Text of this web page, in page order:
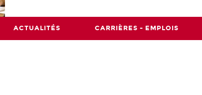
ACTUALITÉS CARRIÈRES - EMPLOIS